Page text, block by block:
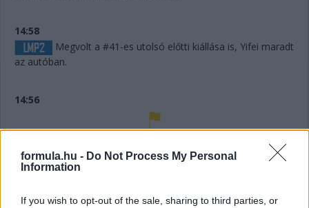
formula.hu - Do Not Process My Personal
Information
If you wish to opt-out of the sale, sharing to third parties, or
14:58
Megvolt a #41-es utolsó előtti kiállása is, Yifei maradt
az autóban.
14:56
sikánon, és elhagyta a diffúzorát! Aztán újabb darabok esnek
le az autóról, aminek elment a fékje a kritikus pillanatban a